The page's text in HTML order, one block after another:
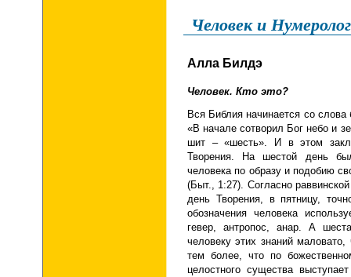
Человек и
Алла Билдэ
Человек. Кто это?
Вся Библия начинается со
«В начале сотворил Бог небо и
шит – «шесть». И в этом
Творения. На шестой день
человека по образу и подобию
(Быт., 1:27). Согласно
день Творения, в пятницу,
обозначения человека
гевер, антропос, анар. А
человеку этих знаний
тем более, что по
целостного существа